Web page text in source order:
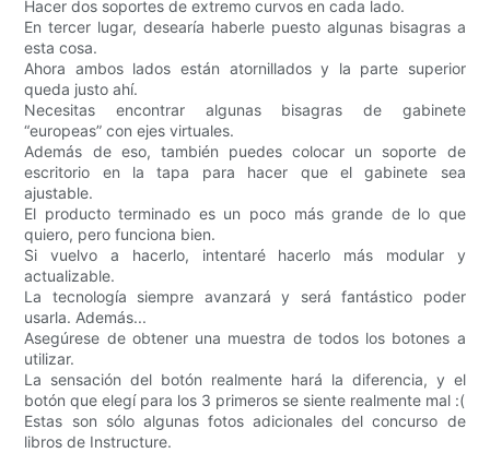
Hacer dos soportes de extremo curvos en cada lado.
En tercer lugar, desearía haberle puesto algunas bisagras a
esta cosa.
Ahora ambos lados están atornillados y la parte superior
queda justo ahí.
Necesitas encontrar algunas bisagras de gabinete
“europeas” con ejes virtuales.
Además de eso, también puedes colocar un soporte de
escritorio en la tapa para hacer que el gabinete sea
ajustable.
El producto terminado es un poco más grande de lo que
quiero, pero funciona bien.
Si vuelvo a hacerlo, intentaré hacerlo más modular y
actualizable.
La tecnología siempre avanzará y será fantástico poder
usarla. Además...
Asegúrese de obtener una muestra de todos los botones a
utilizar.
La sensación del botón realmente hará la diferencia, y el
botón que elegí para los 3 primeros se siente realmente mal :(
Estas son sólo algunas fotos adicionales del concurso de
libros de Instructure.